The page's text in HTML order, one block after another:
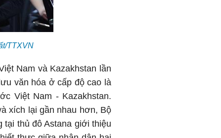
TTXVN
Nam và Kazakhstan lần
văn hóa ở cấp độ cao là
Việt Nam - Kazakhstan.
xích lại gần nhau hơn, Bộ
thủ đô Astana giới thiệu